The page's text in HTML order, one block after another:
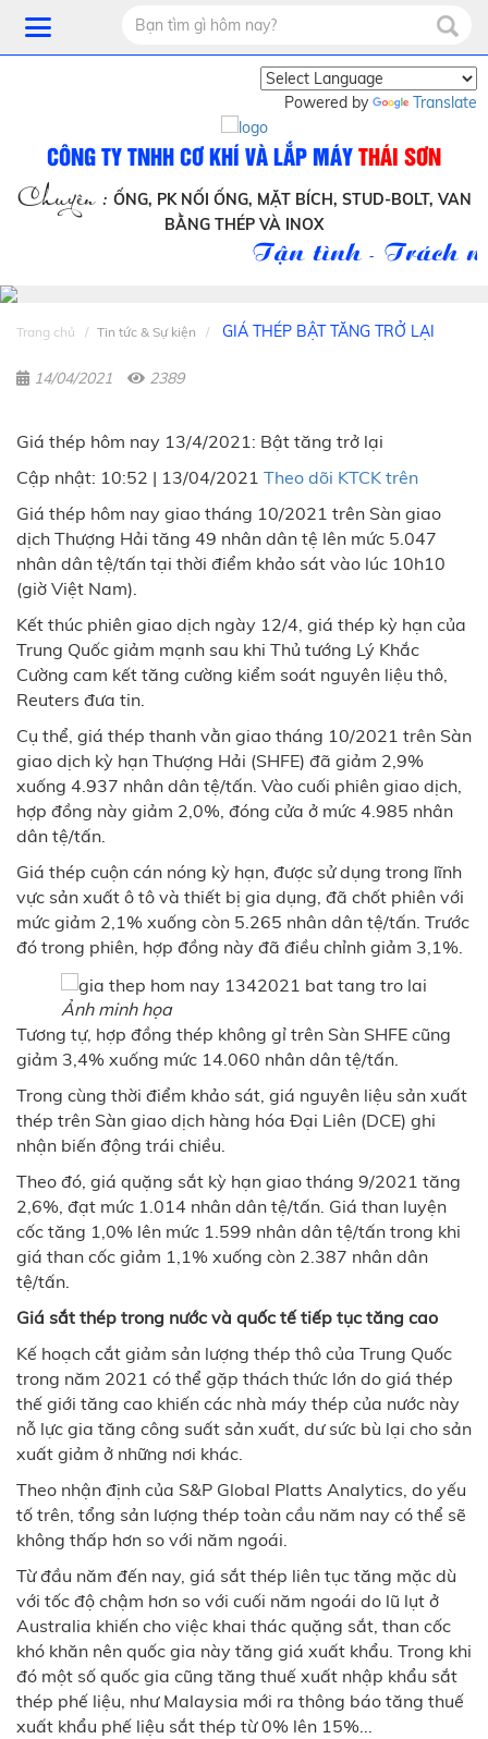
Powered by Translate
CÔNG TY TNHH CƠ KHÍ VÀ LẮP MÁYTHÁI SƠN
Chuyên : ỐNG, PK NỐI ỐNG, MẶT BÍCH, STUD-BOLT, VAN
BẰNG THÉP VÀ INOX
Tận tình - Trách
Trang chủ Tin tức & Sự kiện GIÁ THÉP BẬT TĂNG TRỞ LẠI
14/04/2021 2389
Giá thép hôm nay 13/4/2021: Bật tăng trở lại
Cập nhật: 10:52 | 13/04/2021 Theo dõi KTCK trên
Giá thép hôm nay giao tháng 10/2021 trên Sàn giao
dịch Thượng Hải tăng 49 nhân dân tệ lên mức 5.047
nhân dân tệ/tấn tại thời điểm khảo sát vào lúc 10h10
(giờ Việt Nam).
Kết thúc phiên giao dịch ngày 12/4, giá thép kỳ hạn của
Trung Quốc giảm mạnh sau khi Thủ tướng Lý Khắc
Cường cam kết tăng cường kiểm soát nguyên liệu thô,
Reuters đưa tin.
Cụ thể, giá thép thanh vằn giao tháng 10/2021 trên Sàn
giao dịch kỳ hạn Thượng Hải (SHFE) đã giảm 2,9%
xuống 4.937 nhân dân tệ/tấn. Vào cuối phiên giao dịch,
hợp đồng này giảm 2,0%, đóng cửa ở mức 4.985 nhân
dân tệ/tấn.
Giá thép cuộn cán nóng kỳ hạn, được sử dụng trong lĩnh
vực sản xuất ô tô và thiết bị gia dụng, đã chốt phiên với
mức giảm 2,1% xuống còn 5.265 nhân dân tệ/tấn. Trước
đó trong phiên, hợp đồng này đã điều chỉnh giảm 3,1%.
Ảnh minh họa
Tương tự, hợp đồng thép không gỉ trên Sàn SHFE cũng
giảm 3,4% xuống mức 14.060 nhân dân tệ/tấn.
Trong cùng thời điểm khảo sát, giá nguyên liệu sản xuất
thép trên Sàn giao dịch hàng hóa Đại Liên (DCE) ghi
nhận biến động trái chiều.
Theo đó, giá quặng sắt kỳ hạn giao tháng 9/2021 tăng
2,6%, đạt mức 1.014 nhân dân tệ/tấn. Giá than luyện
cốc tăng 1,0% lên mức 1.599 nhân dân tệ/tấn trong khi
giá than cốc giảm 1,1% xuống còn 2.387 nhân dân
tệ/tấn.
Giá sắt thép trong nước và quốc tế tiếp tục tăng cao
Kế hoạch cắt giảm sản lượng thép thô của Trung Quốc
trong năm 2021 có thể gặp thách thức lớn do giá thép
thế giới tăng cao khiến các nhà máy thép của nước này
nỗ lực gia tăng công suất sản xuất, dư sức bù lại cho sản
xuất giảm ở những nơi khác.
Theo nhận định của S&P Global Platts Analytics, do yếu
tố trên, tổng sản lượng thép toàn cầu năm nay có thể sẽ
không thấp hơn so với năm ngoái.
Từ đầu năm đến nay, giá sắt thép liên tục tăng mặc dù
với tốc độ chậm hơn so với cuối năm ngoái do lũ lụt ở
Australia khiến cho việc khai thác quặng sắt, than cốc
khó khăn nên quốc gia này tăng giá xuất khẩu. Trong khi
đó một số quốc gia cũng tăng thuế xuất nhập khẩu sắt
thép phế liệu, như Malaysia mới ra thông báo tăng thuế
xuất khẩu phế liệu sắt thép từ 0% lên 15%...